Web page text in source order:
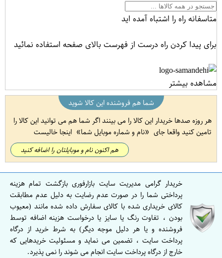
متاسفانه راه را اشتباه آمده اید
برای پیدا کردن راه درست از فهرست بالای صفحه استفاده نمائید
مشاهده بیشتر
شما هم فروشنده این کالا شوید
هر روزه صدها خریدار این کالا را می بینند اگر شما هم می توانید این کالا را
تامین کنید واقعا جای
نام و شماره موبایل شما اینجا خالیست
هم اکنون نام و موبایلتان را اضافه کنید
خریدار گرامی مدیریت سایت بازارفوری بازگشت تمام هزینه
پرداختی شما را در صورت عدم رضایت به دلیل عدم مطابقت
کالای خریداری شده با کالای سفارش داده شده مانند (معیوب
بودن ، تفاوت رنگ یا سایز یا درخواست هزینه اضافه توسط
فروشنده و یا هر دلیل موجه دیگر) به شرط خرید از درگاه
پرداخت سایت ، تضمین می نماید و مسئولیت خریدهایی که
خارج از درگاه پرداخت سایت انجام می شوند را نمی پذیرد.